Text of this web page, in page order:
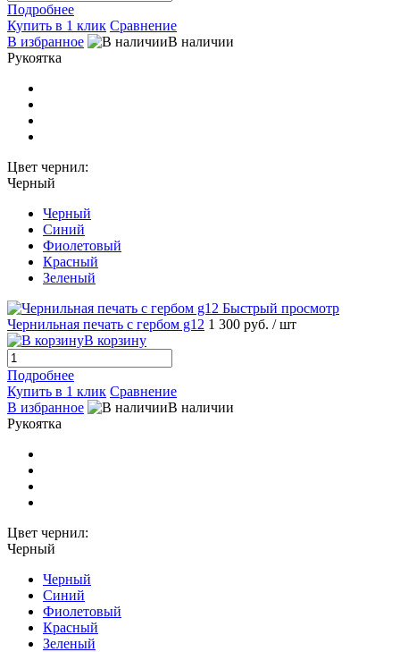
Подробнее
Купить в 1 клик Сравнение
В избранное
В наличии
Рукоятка
Цвет чернил:
Черный
Черный
Синий
Фиолетовый
Красный
Зеленый
Быстрый просмотр
Чернильная печать с гербом g12 1 300 руб. / шт
В корзину
Подробнее
Купить в 1 клик Сравнение
В избранное
В наличии
Рукоятка
Цвет чернил:
Черный
Черный
Синий
Фиолетовый
Красный
Зеленый